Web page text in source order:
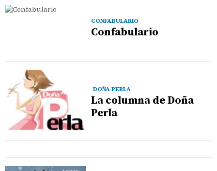
CONFABULARIO
Confabulario
DOÑA PERLA
La columna de Doña
Perla